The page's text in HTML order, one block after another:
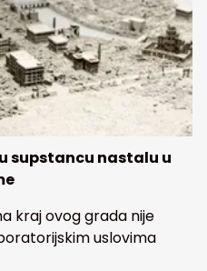
supstancu nastalu u
kraj ovog grada nije
uslovima